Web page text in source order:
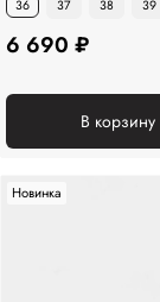
36 37 38 39
6 690 ₽
В корзину
Новинка